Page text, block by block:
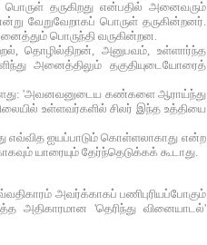
தருகிறது என்பதில் அனைவரும்
வேறுவேறாகப் பொருள் தருகின்றனர்.
பொருந்தி வருகின்றன.
தொழில்திறன், அனுபவம், உள்ளார்ந்த
அனைத்திலும் தகுதியுடையோரைத்
'அவனவனுடைய கண்களை ஆராய்ந்து
உள்ளவர்களில் சிலர் இந்த உத்தியை
எவ்வித ஐயப்பாடும் கொள்ளலாகாது என்ற
யாரையும் தேர்ந்தெடுக்கக் கூடாது.
அவர்க்காகப் பணிபுரியப்போகும்
அதிகாரமான 'தெரிந்து வினையாடல்'